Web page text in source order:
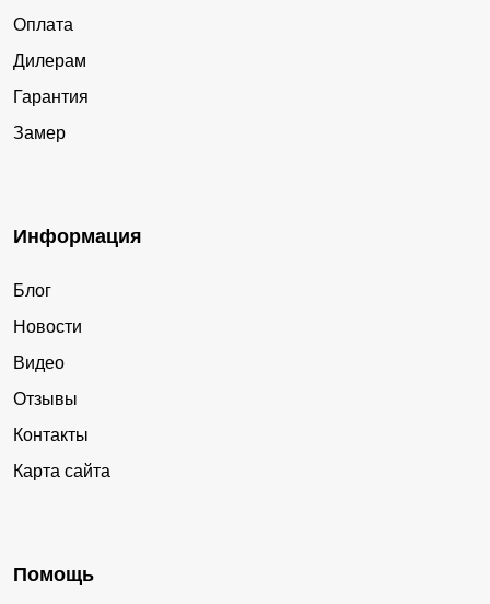
Оплата
Дилерам
Гарантия
Замер
Информация
Блог
Новости
Видео
Отзывы
Контакты
Карта сайта
Помощь